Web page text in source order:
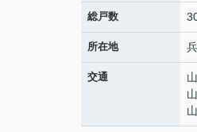
総戸数
所在地
交通